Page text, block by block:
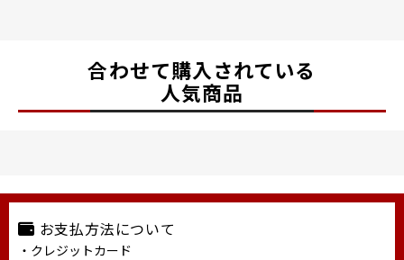
合わせて購入されている
人気商品
お支払方法について
・クレジットカード